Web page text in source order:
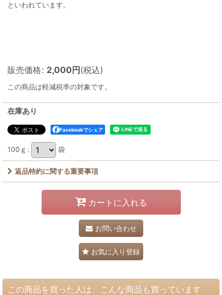
といわれています。
販売価格: 2,000円(税込)
この商品は軽減税率の対象です。
在庫あり
Facebookでシェア
100ｇ : 袋
返品特約に関する重要事項
カートに入れる
お問い合わせ
お気に入り登録
この商品を買った人は、こんな商品も買っています